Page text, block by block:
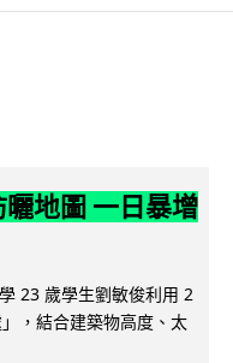
地圖 一日暴增
23 歲學生劉敏俊利用 2
，結合建築物高度、太